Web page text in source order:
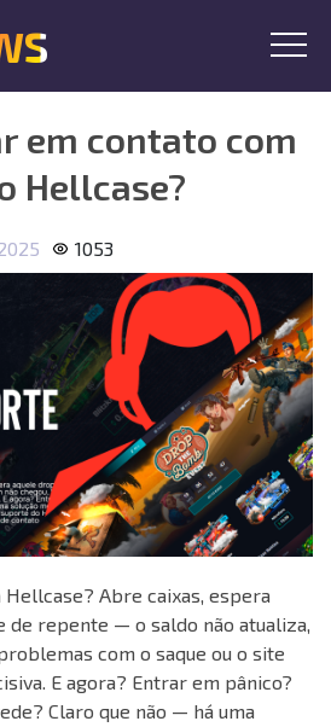
em contato com
Hellcase?
1053
Abre caixas, espera
de repente — o saldo não atualiza,
com o saque ou o site
E agora? Entrar em pânico?
Claro que não — há uma